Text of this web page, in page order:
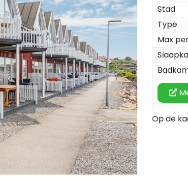
Stad
Type
Max
Op de